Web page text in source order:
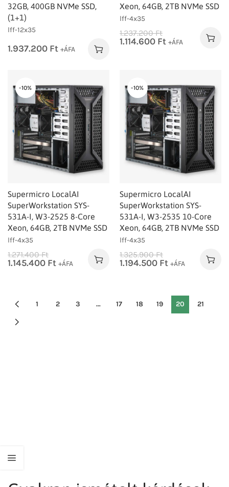
32GB, 400GB NVMe SSD,
(1+1)
lff-12x35
1.937.200 Ft +ÁFA
Xeon, 64GB, 2TB NVMe SSD
lff-4x35
1.237.200Ft
1.114.600 Ft +ÁFA
-10%
Supermicro LocalAI
SuperWorkstation SYS-
531A-I, W3-2525 8-Core
Xeon, 64GB, 2TB NVMe SSD
lff-4x35
1.271.400Ft
1.145.400 Ft +ÁFA
-10%
Supermicro LocalAI
SuperWorkstation SYS-
531A-I, W3-2535 10-Core
Xeon, 64GB, 2TB NVMe SSD
lff-4x35
1.325.900Ft
1.194.500 Ft +ÁFA
1 2 3 … 17 18 19 20 21